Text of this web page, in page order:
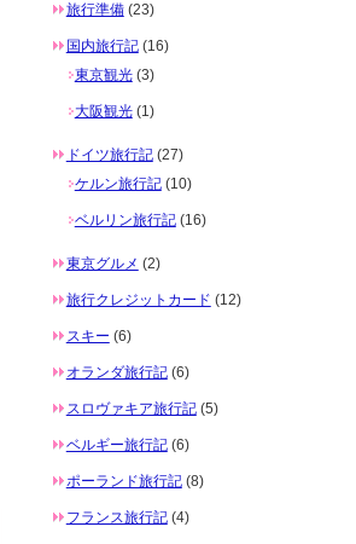
旅行準備(23)
国内旅行記(16)
東京観光(3)
大阪観光(1)
ドイツ旅行記(27)
ケルン旅行記(10)
ベルリン旅行記(16)
東京グルメ (2)
旅行クレジットカード (12)
スキー (6)
オランダ旅行記(6)
スロヴァキア旅行記(5)
ベルギー旅行記(6)
ポーランド旅行記(8)
フランス旅行記(4)